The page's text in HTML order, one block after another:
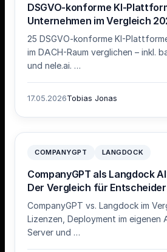
DSGVO-konforme KI-
Unternehmen im Vergleich
25 DSGVO-konforme KI-
im DACH-Raum verglichen – inkl.
und nele.ai. …
17.05.2026Tobias Jonas
COMPANYGPT LANGDOCK
CompanyGPT als Langdock
Der Vergleich für Entscheider
CompanyGPT vs. Langdock im
Lizenzen, Deployment im eigenen
Server und …